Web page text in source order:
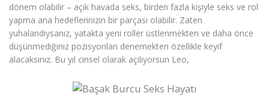
dönem olabilir – açık havada seks, birden fazla kişiyle seks ve rol
yapma ana hedeflerinizin bir parçası olabilir. Zaten
yuhalandıysanız, yatakta yeni roller üstlenmekten ve daha önce
düşünmediğiniz pozisyonları denemekten özellikle keyif
alacaksınız. Bu yıl cinsel olarak açılıyorsun Leo,